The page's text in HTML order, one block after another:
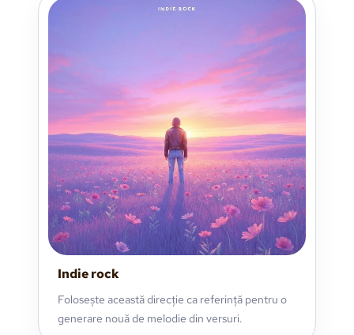
Indie rock
Folosește această direcție ca referință pentru o
generare nouă de melodie din versuri.